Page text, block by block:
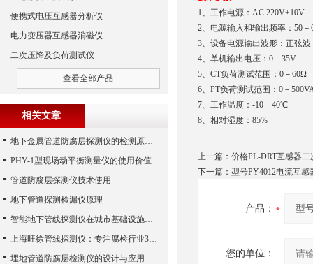
1、工作电源：AC 220V±10V
2、电源输入和输出频率：50－
3、设备电源输出波形：正弦波
4、单机输出电压：0－35V
5、CT负荷测试范围：0－60Ω
6、PT负荷测试范围：0－
7、工作温度：-10－40℃
8、相对湿度：85%
上一篇： 价格PL-DRT互感器
下一篇： 型号PY4012电流互
产品：
您的单位：
便携式电压互感器分析仪
电力变压器互感器消磁仪
二次压降及负荷测试仪
查看全部产品
相关文章
地下金属管道防腐层探测仪的检测原理及方法
PHY-1型现场动平衡测量仪的使用价值需求分析
管道防腐层探测仪技术使用
地下管道探测检漏仪原理
智能地下管线探测仪在城市基础设施中的应用
上海旺徐管线探测仪：专注腐检行业30年
埋地管道防腐层检测仪的设计与应用